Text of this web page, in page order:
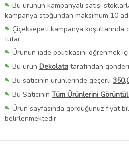
Bu ürünün kampanyalı satışı
kampanya stoğundan maksimum 10
Çiçeksepeti kampanya koşullarında
tutar.
Ürünün iade politikasını öğrenmek
Bu ürün Dekolata tarafından
Bu satıcının ürünlerinde geçerli
Bu Satıcının Tüm Ürünlerini
Ürün sayfasında gördüğünüz fiyat
belirlenmektedir.